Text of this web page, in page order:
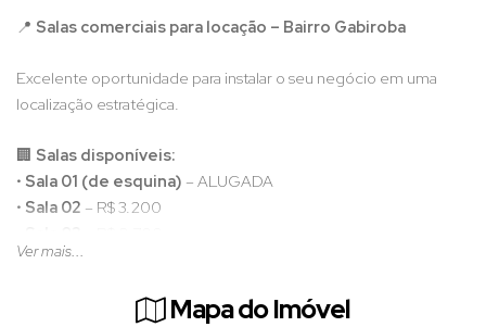
📍 Salas comerciais para locação – Bairro Gabiroba
Excelente oportunidade para instalar o seu negócio em uma
localização estratégica.
🏢 Salas disponíveis:
• Sala 01 (de esquina) – ALUGADA
• Sala 02 – R$ 3.200
R$ 2.700,00
Ver mais...
Mapa do Imóvel